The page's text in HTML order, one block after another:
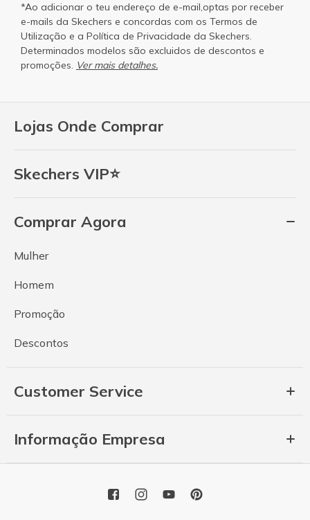
Lojas Onde Comprar
Skechers VIP⭐
Comprar Agora
Mulher
Homem
Promoção
Descontos
Customer Service
Informação Empresa
*Ao adicionar o teu endereço de e-mail,optas por receber
e-mails da Skechers e concordas com os Termos de
Utilização e a Política de Privacidade da Skechers.
Determinados modelos são excluidos de descontos e
promoções. Ver mais detalhes.